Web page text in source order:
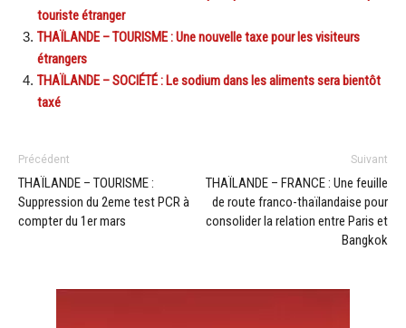
touriste étranger
THAÏLANDE – TOURISME : Une nouvelle taxe pour les visiteurs
étrangers
THAÏLANDE – SOCIÉTÉ : Le sodium dans les aliments sera bientôt
taxé
Précédent
THAÏLANDE – TOURISME :
Suppression du 2eme test PCR à
compter du 1er mars
Suivant
THAÏLANDE – FRANCE : Une feuille
de route franco-thaïlandaise pour
consolider la relation entre Paris et
Bangkok